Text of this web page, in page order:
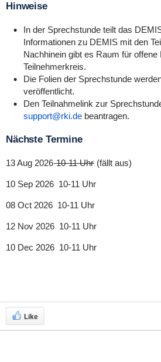
Hinweise
In der Sprechstunde teilt das
Informationen zu DEMIS mit den
Nachhinein gibt es Raum für offene
Teilnehmerkreis.
Die Folien der Sprechstunde
veröffentlicht.
Den Teilnahmelink zur
support@rki.debeantragen.
Nächste Termine
13 Aug 202610-11 Uhr(fällt aus)
10 Sep 202610-11 Uhr
08 Oct 202610-11 Uhr
12 Nov 202610-11 Uhr
10 Dec 202610-11 Uhr
Like